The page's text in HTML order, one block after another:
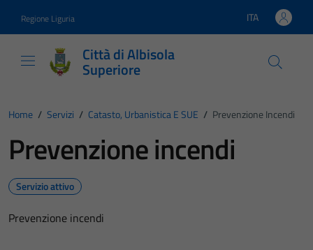
Regione Liguria Lingua attiva:
ITA
Città di Albisola
Superiore
Home / Servizi / Catasto, Urbanistica E SUE / Prevenzione Incendi
Prevenzione incendi
Servizio attivo
Prevenzione incendi